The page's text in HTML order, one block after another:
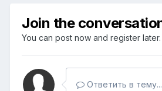
Join the
You can post now and register
Ответить в тему...